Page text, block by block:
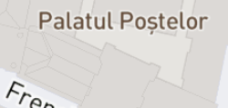
Hai la o comedie despre viețile mai
oamenilor din cercurile înalte. Printre
impecabile se strecoară intrigi,
nepoftiți la petrecere.